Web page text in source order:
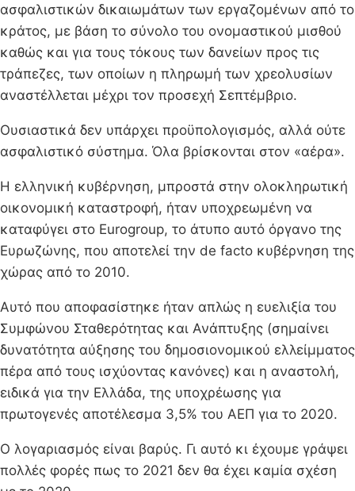
ασφαλιστικών δικαιωμάτων των εργαζομένων από το
κράτος, με βάση το σύνολο του ονομαστικού μισθού
καθώς και για τους τόκους των δανείων προς τις
τράπεζες, των οποίων η πληρωμή των χρεολυσίων
αναστέλλεται μέχρι τον προσεχή Σεπτέμβριο.
Ουσιαστικά δεν υπάρχει προϋπολογισμός, αλλά ούτε
ασφαλιστικό σύστημα. Όλα βρίσκονται στον «αέρα».
Η ελληνική κυβέρνηση, μπροστά στην ολοκληρωτική
οικονομική καταστροφή, ήταν υποχρεωμένη να
καταφύγει στο Eurogroup, το άτυπο αυτό όργανο της
Ευρωζώνης, που αποτελεί την de facto κυβέρνηση της
χώρας από το 2010.
Αυτό που αποφασίστηκε ήταν απλώς η ευελιξία του
Συμφώνου Σταθερότητας και Ανάπτυξης (σημαίνει
δυνατότητα αύξησης του δημοσιονομικού ελλείμματος
πέρα από τους ισχύοντας κανόνες) και η αναστολή,
ειδικά για την Ελλάδα, της υποχρέωσης για
πρωτογενές αποτέλεσμα 3,5% του ΑΕΠ για το 2020.
Ο λογαριασμός είναι βαρύς. Γι αυτό κι έχουμε γράψει
πολλές φορές πως το 2021 δεν θα έχει καμία σχέση